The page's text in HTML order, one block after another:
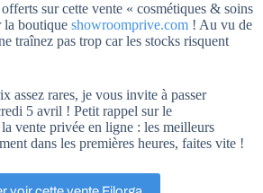
sur cette vente « cosmétiques & soins
la boutique showroomprive.com ! Au vu de
traînez pas trop car les stocks risquent
assez rares, je vous invite à passer
5 avril ! Petit rappel sur le
vente privée en ligne : les meilleurs
dans les premières heures, faites vite !